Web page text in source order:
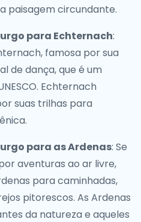
paisagem circundante.
para Echternach:
famosa por sua
de dança, que é um
Echternach
suas trilhas para
para as Ardenas: Se
aventuras ao ar livre,
para caminhadas,
pitorescos. As Ardenas
da natureza e aqueles